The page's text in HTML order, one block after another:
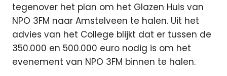
tegenover het plan om het Glazen Huis van
NPO 3FM naar Amstelveen te halen. Uit het
advies van het College blijkt dat er tussen de
350.000 en 500.000 euro nodig is om het
evenement van NPO 3FM binnen te halen.